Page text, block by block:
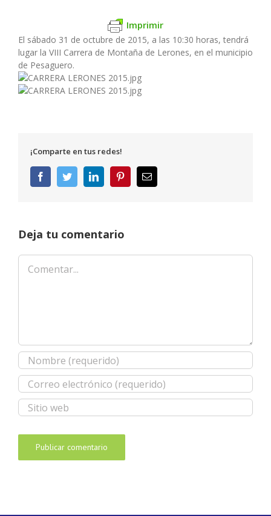
Imprimir
El sábado 31 de octubre de 2015, a las 10:30 horas, tendrá
lugar la VIII Carrera de Montaña de Lerones, en el municipio
de Pesaguero.
¡Comparte en tus redes!
FacebookTwitterLinkedInPinterestCorreo
electrónico
Deja tu comentario
Comentar